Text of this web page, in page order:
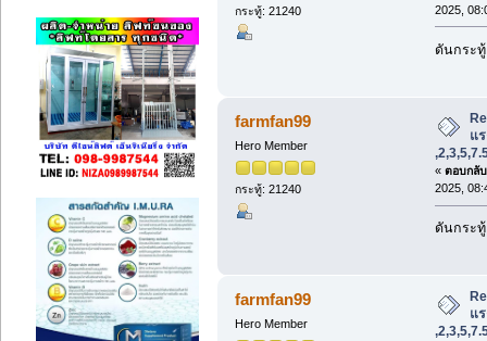
กระทู้: 21240
2025,
ดันกระ
farmfan99
Hero Member
กระทู้: 21240
แ
« ตอบกลั
2025,
ดันกระ
farmfan99
Hero Member
แ